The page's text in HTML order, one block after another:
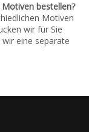
bestellen?
Motiven
wir für Sie
eine separate